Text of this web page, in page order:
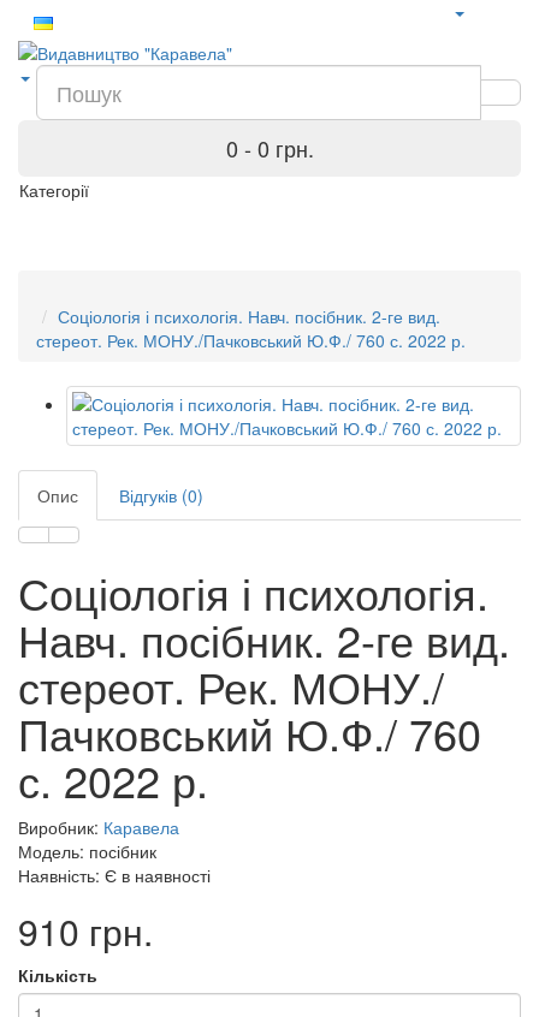
0 - 0 грн.
Категорії
Соціологія і психологія. Навч. посібник. 2-ге вид.
стереот. Рек. МОНУ./Пачковський Ю.Ф./ 760 с. 2022 р.
Опис Відгуків (0)
Соціологія і психологія.
Навч. посібник. 2-ге вид.
стереот. Рек. МОНУ./
Пачковський Ю.Ф./ 760
с. 2022 р.
Виробник: Каравела
Модель: посібник
Наявність: Є в наявності
910 грн.
Кількість